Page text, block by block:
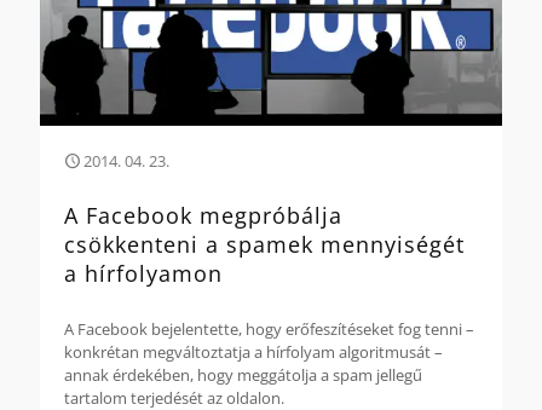
2014. 04. 23.
A Facebook megpróbálja
csökkenteni a spamek mennyiségét
a hírfolyamon
A Facebook bejelentette, hogy erőfeszítéseket fog tenni –
konkrétan megváltoztatja a hírfolyam algoritmusát –
annak érdekében, hogy meggátolja a spam jellegű
tartalom terjedését az oldalon.